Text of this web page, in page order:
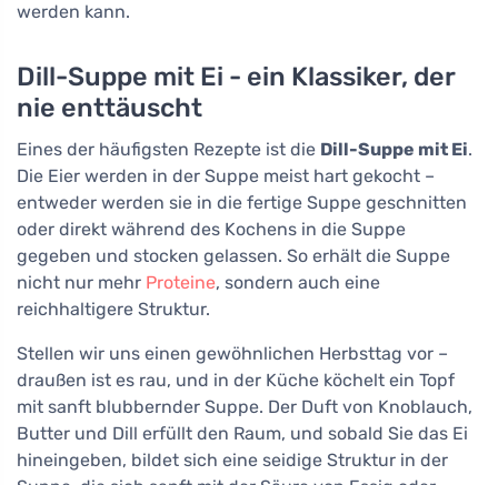
werden kann.
Dill-Suppe mit Ei - ein Klassiker, der
nie enttäuscht
Eines der häufigsten Rezepte ist die Dill-Suppe mit Ei.
Die Eier werden in der Suppe meist hart gekocht –
entweder werden sie in die fertige Suppe geschnitten
oder direkt während des Kochens in die Suppe
gegeben und stocken gelassen. So erhält die Suppe
nicht nur mehr Proteine, sondern auch eine
reichhaltigere Struktur.
Stellen wir uns einen gewöhnlichen Herbsttag vor –
draußen ist es rau, und in der Küche köchelt ein Topf
mit sanft blubbernder Suppe. Der Duft von Knoblauch,
Butter und Dill erfüllt den Raum, und sobald Sie das Ei
hineingeben, bildet sich eine seidige Struktur in der